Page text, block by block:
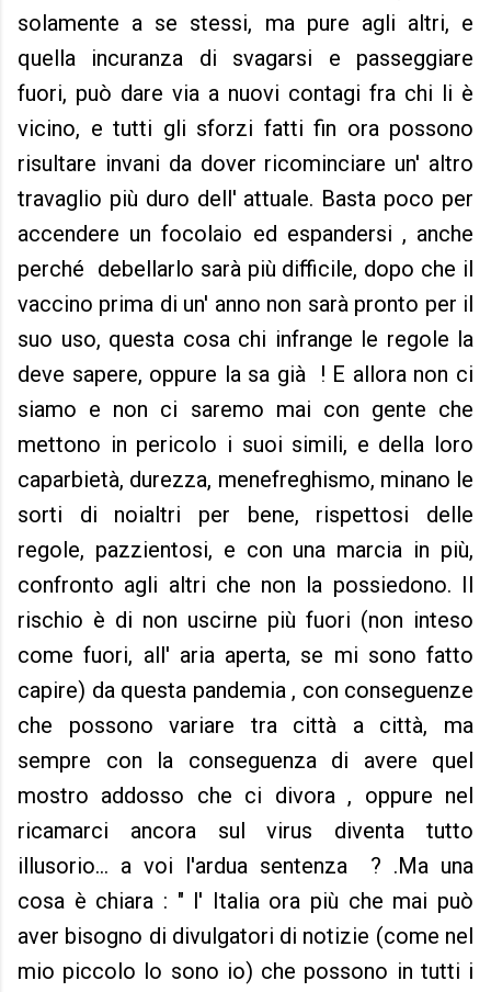
solamente a se stessi, ma pure agli altri, e
quella incuranza di svagarsi e passeggiare
fuori, può dare via a nuovi contagi fra chi li è
vicino, e tutti gli sforzi fatti fin ora possono
risultare invani da dover ricominciare un' altro
travaglio più duro dell' attuale. Basta poco per
accendere un focolaio ed espandersi , anche
perché debellarlo sarà più difficile, dopo che il
vaccino prima di un' anno non sarà pronto per il
suo uso, questa cosa chi infrange le regole la
deve sapere, oppure la sa già ! E allora non ci
siamo e non ci saremo mai con gente che
mettono in pericolo i suoi simili, e della loro
caparbietà, durezza, menefreghismo, minano le
sorti di noialtri per bene, rispettosi delle
regole, pazzientosi, e con una marcia in più,
confronto agli altri che non la possiedono. Il
rischio è di non uscirne più fuori (non inteso
come fuori, all' aria aperta, se mi sono fatto
capire) da questa pandemia , con conseguenze
che possono variare tra città a città, ma
sempre con la conseguenza di avere quel
mostro addosso che ci divora , oppure nel
ricamarci ancora sul virus diventa tutto
illusorio... a voi l'ardua sentenza ? .Ma una
cosa è chiara : " l' Italia ora più che mai può
aver bisogno di divulgatori di notizie (come nel
mio piccolo lo sono io) che possono in tutti i